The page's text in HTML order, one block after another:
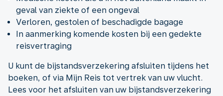
geval van ziekte of een ongeval
Verloren, gestolen of beschadigde bagage
In aanmerking komende kosten bij een gedekte
reisvertraging
U kunt de bijstandsverzekering afsluiten tijdens het
boeken, of via Mijn Reis tot vertrek van uw vlucht.
Lees voor het afsluiten van uw bijstandsverzekering